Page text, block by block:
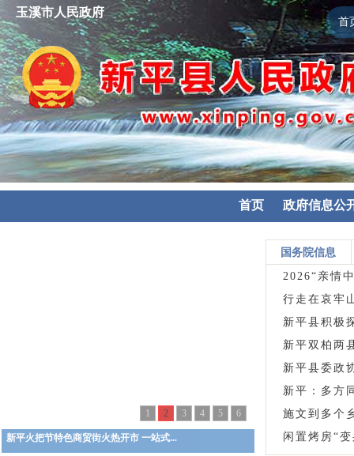
首
玉溪市人民政府
首页 政府信息公
新平火把节特色商贸街火热开市 一站式...
1 2 3 4 5 6
国务院信息
2026“亲情
行走在哀牢
新平县积极
新平双柏两
新平县委政
新平：多方
施文到多个
闲置烤房“